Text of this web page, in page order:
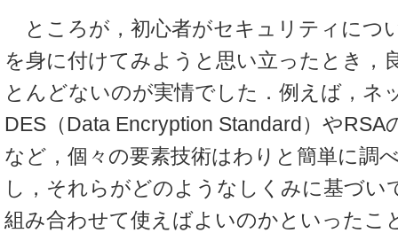
ところが，初心者がセキュリティにつ
を身に付けてみようと思い立ったとき，
とんどないのが実情でした．例えば，ネ
DES（Data Encryption Standard）やRSA
など，個々の要素技術はわりと簡単に調
し，それらがどのようなしくみに基づい
組み合わせて使えばよいのかといったこ